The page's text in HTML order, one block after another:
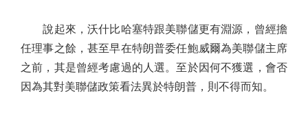
說起來，沃什比哈塞特跟美聯儲更有淵源，曾經擔
任理事之餘，甚至早在特朗普委任鮑威爾為美聯儲主席
之前，其是曾經考慮過的人選。至於因何不獲選，會否
因為其對美聯儲政策看法異於特朗普，則不得而知。